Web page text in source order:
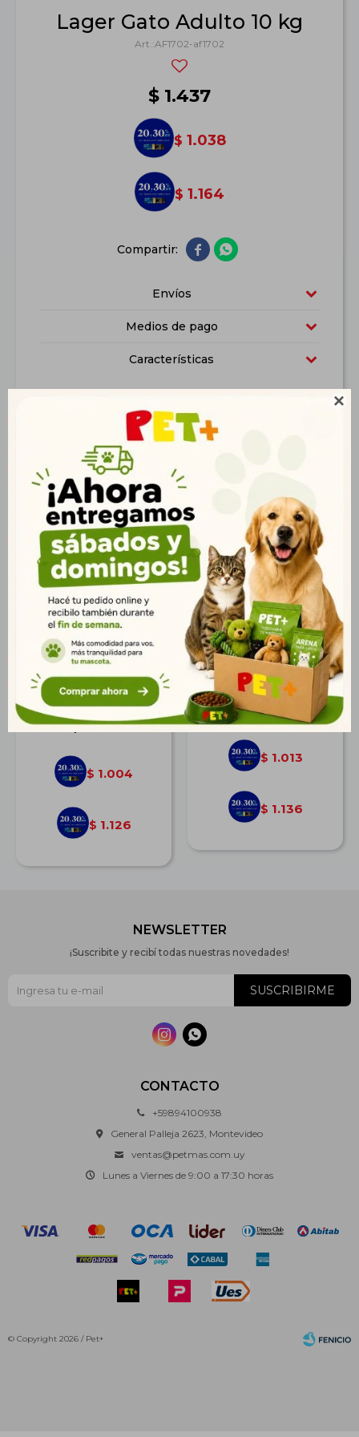

Lager Gato Adulto 10 kg
AF1702-af1702
$ 1.437
$ 1.038
$ 1.164
 
Envíos
Medios de pago
Características
Productos que te pueden interesar
Biofresh Perro Adulto
Raza Grande 3kg |
Vitalidad y Salud
$ 1.390
$ 1.004
$ 1.126
Virbac Cat Baby Pre
Neutered 1,5 kg
$ 1.402
$ 1.013
$ 1.136
CONTACTO
+59894100938
General Palleja 2623, Montevideo
ventas@petmas.com.uy
Lunes a Viernes de 9:00 a 17:30 horas
NEWSLETTER
¡Suscribite y recibí todas nuestras novedades!
SUSCRIBIRME
 
© Copyright 2026 / Pet+